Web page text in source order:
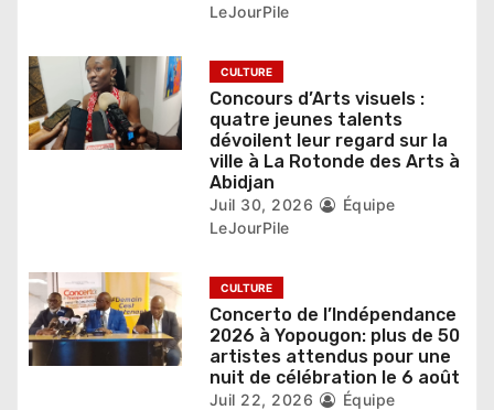
c
l
e
LeJourPile
CULTURE
Concours d’Arts visuels :
quatre jeunes talents
dévoilent leur regard sur la
ville à La Rotonde des Arts à
Abidjan
Juil 30, 2026
Équipe
LeJourPile
CULTURE
Concerto de l’Indépendance
2026 à Yopougon: plus de 50
artistes attendus pour une
nuit de célébration le 6 août
Juil 22, 2026
Équipe